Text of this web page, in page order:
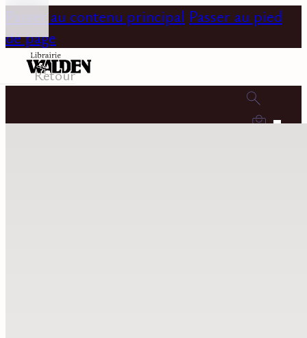
Passer au contenu principal Passer au pied
de page
0
Retour